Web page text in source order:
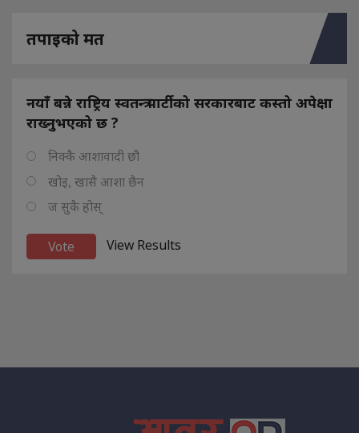
तपाइको मत
नयाँ बन्ने राष्ट्रिय स्वतन्त्र पार्टीको सरकारबाट कस्तो अपेक्षा
राख्नुभएको छ ?
निक्कै आशावादी छौ
खोइ, खासै आशा छैन
ज सुकै होस्
View Results